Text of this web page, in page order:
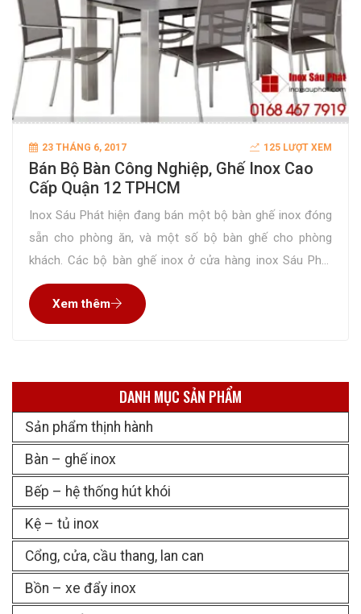
DANH MỤC SẢN PHẨM
Sản phẩm thịnh hành
Bàn – ghế inox
Bếp – hệ thống hút khói
Kệ – tủ inox
Cổng, cửa, cầu thang, lan can
Bồn – xe đẩy inox
23 THÁNG 6, 2017 125 LƯỢT XEM
Bán Bộ Bàn Công Nghiệp, Ghế Inox Cao
Cấp Quận 12 TPHCM
Inox Sáu Phát hiện đang bán một bộ bàn ghế inox đóng
sẵn cho phòng ăn, và một số bộ bàn ghế cho phòng
khách. Các bộ bàn ghế inox ở cửa hàng inox Sáu Phát
được làm bằng inox 304 hoặc inox 201, có độ dày 1,0 –
1,2mm. Mà bạn có biết inox
Xem thêm